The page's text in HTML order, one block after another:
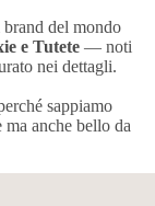
del mondo
e Tutete— noti
nei dettagli.
sappiamo
ma anche bello da